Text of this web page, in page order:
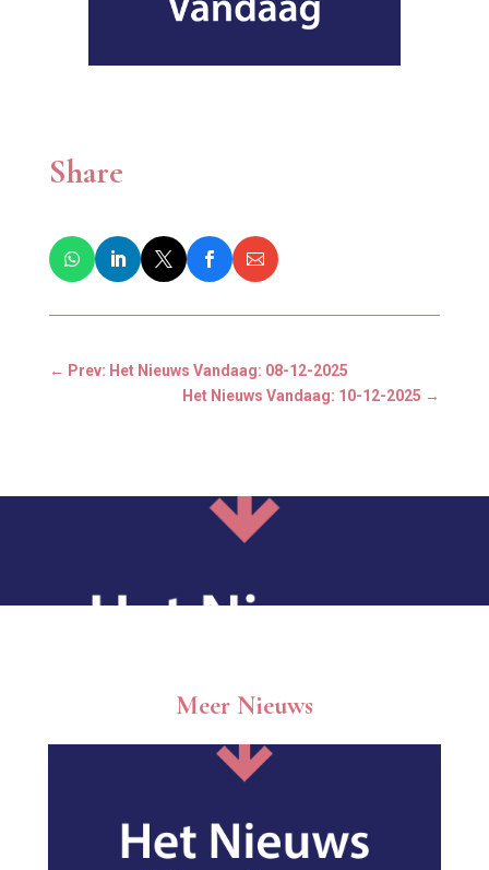
Share
← Prev: Het Nieuws Vandaag: 08-12-2025
Het Nieuws Vandaag: 10-12-2025 →
Meer Nieuws